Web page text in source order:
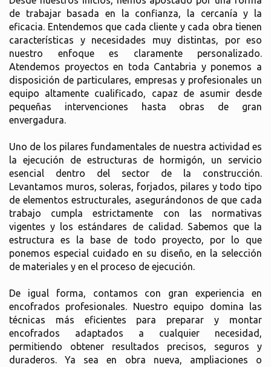
de trabajar basada en la confianza, la cercanía y la
eficacia. Entendemos que cada cliente y cada obra tienen
características y necesidades muy distintas, por eso
nuestro enfoque es claramente personalizado.
Atendemos proyectos en toda Cantabria y ponemos a
disposición de particulares, empresas y profesionales un
equipo altamente cualificado, capaz de asumir desde
pequeñas intervenciones hasta obras de gran
envergadura.
Uno de los pilares fundamentales de nuestra actividad es
la ejecución de estructuras de hormigón, un servicio
esencial dentro del sector de la construcción.
Levantamos muros, soleras, forjados, pilares y todo tipo
de elementos estructurales, asegurándonos de que cada
trabajo cumpla estrictamente con las normativas
vigentes y los estándares de calidad. Sabemos que la
estructura es la base de todo proyecto, por lo que
ponemos especial cuidado en su diseño, en la selección
de materiales y en el proceso de ejecución.
De igual forma, contamos con gran experiencia en
encofrados profesionales. Nuestro equipo domina las
técnicas más eficientes para preparar y montar
encofrados adaptados a cualquier necesidad,
permitiendo obtener resultados precisos, seguros y
duraderos. Ya sea en obra nueva, ampliaciones o